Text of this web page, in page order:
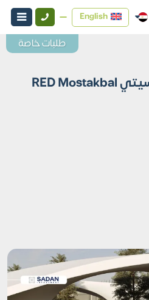
English
كمبوند ريد المستقبل سيتي RED Mostakbal
طلبات خاصة